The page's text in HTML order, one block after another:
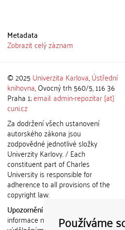
Používáme
Metadata
Zobrazit celý záznam
© 2025 Univerzita Karlova,Ústřední
knihovna, Ovocný trh 560/5, 116 36
Praha 1;email: admin-repozitar [at]
cuni.cz
Za dodržení všech ustanovení
autorského zákona jsou
zodpovědné jednotlivé složky
Univerzity Karlovy. / Each
constituent part of Charles
University is responsible for
adherence to all provisions of the
copyright law.
Upozornění / Notice:
informace nemohou být použity k